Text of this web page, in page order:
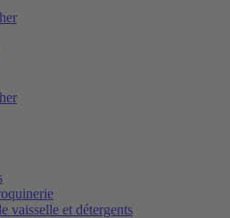
vaisselle et détergents